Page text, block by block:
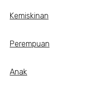
Kemiskinan
Perempuan
Anak